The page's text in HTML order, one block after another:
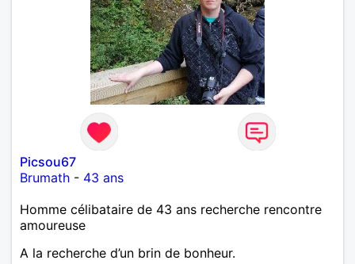
Picsou67
Brumath - 43 ans
Homme célibataire de 43 ans recherche rencontre
amoureuse
A la recherche d’un brin de bonheur.